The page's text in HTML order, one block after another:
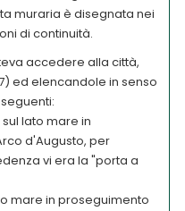
muraria è disegnata nei
di continuità.
accedere alla città,
ed elencandole in senso
sul lato mare in
d'Augusto, per
vi era la "porta a
mare in proseguimento